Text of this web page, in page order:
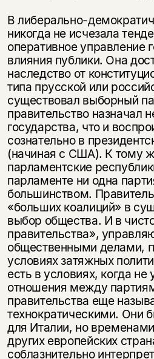
В либерально-
никогда не исчезала
оперативное управление
влияния публики. Она
наследство от
типа прусской или
существовал выборный
правительство назначал
государства, что и
сознательно в
(начиная с США). К тому
парламентские
парламенте ни одна
большинством.
«больших коалиций» в
выбор общества. И в
правительства»,
общественными делами,
условиях затяжных
есть в условиях, когда не
отношения между
правительства еще
технократическими. Они
для Италии, но
других европейских
соблазнительно